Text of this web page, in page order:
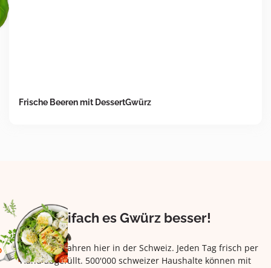
Frische Beeren mit DessertGwürz
Eifach es Gwürz besser!
Seit über 42 Jahren hier in der Schweiz. Jeden Tag frisch per
Hand abgefüllt. 500'000 schweizer Haushalte können mit